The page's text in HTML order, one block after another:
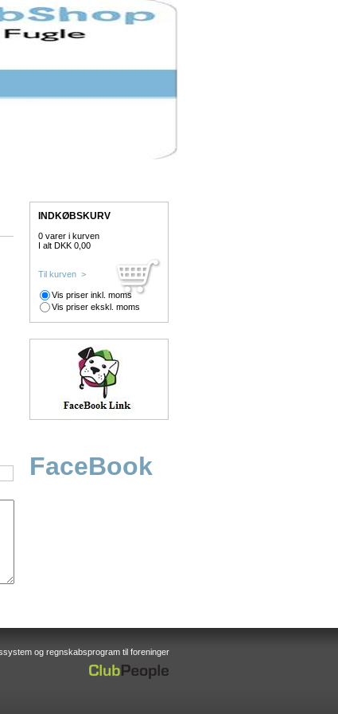
INDKØBSKURV
0 varer i kurven
I alt DKK 0,00
Til kurven >
Vis priser inkl. moms
Vis priser ekskl. moms
FaceBook
og regnskabsprogram til foreninger